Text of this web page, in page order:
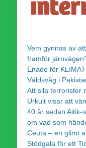
Vem gynnas av
framför
Enade för
Våldsvåg i
Att sila terrorister
Urkult visar att
40 år sedan Aitik-
om vad som
Ceuta – en glimt
Stödgala för ett